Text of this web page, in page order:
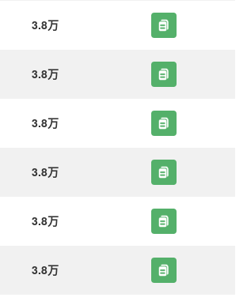
3.8万
3.8万
3.8万
3.8万
3.8万
3.8万